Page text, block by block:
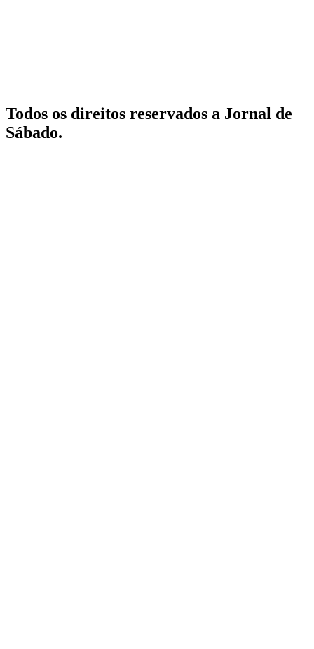
Todos os direitos reservados a Jornal de
Sábado.